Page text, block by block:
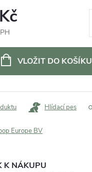
VLOŽIT DO KOŠÍKU
Hlídací pes
Europe BV
K NÁKUPU